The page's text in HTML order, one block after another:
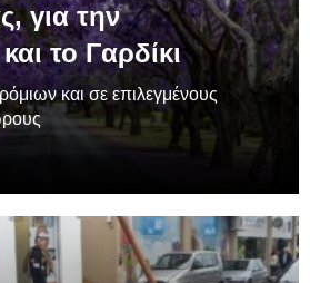
για την
το Γαρδίκι
και σε επιλεγμένους